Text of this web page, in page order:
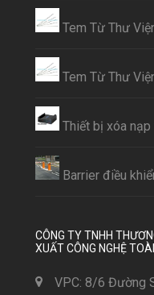
Tem Từ Thư
Tem Từ Thư
Thiết bị xóa nạp
Barrier điều
CÔNG TY TNHH
XUẤT CÔNG NGHỆ
VPC: 8/6 Đường